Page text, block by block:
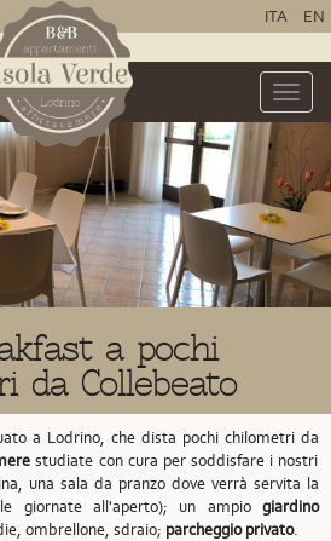
ITA EN
Toggle
a pochi
da Collebeato
a Lodrino, che dista pochi chilometri da
studiate con cura per soddisfare i nostri
una sala da pranzo dove verrà servita la
giornate all'aperto); un ampio giardino
ombrellone, sdraio; parcheggio privato.